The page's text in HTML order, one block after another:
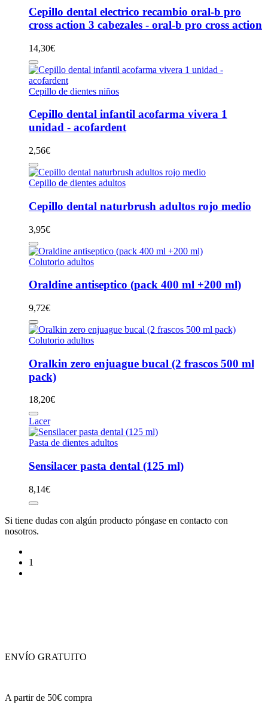
Cepillo dental electrico recambio oral-b pro
cross action 3 cabezales - oral-b pro cross action
14,30€
Cepillo de dientes niños
Cepillo dental infantil acofarma vivera 1
unidad - acofardent
2,56€
Cepillo de dientes adultos
Cepillo dental naturbrush adultos rojo medio
3,95€
Colutorio adultos
Oraldine antiseptico (pack 400 ml +200 ml)
9,72€
Colutorio adultos
Oralkin zero enjuague bucal (2 frascos 500 ml
pack)
18,20€
Lacer
Pasta de dientes adultos
Sensilacer pasta dental (125 ml)
8,14€
Si tiene dudas con algún producto póngase en contacto con
nosotros.
1
ENVÍO GRATUITO
A partir de 50€ compra